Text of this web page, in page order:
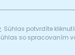
. Súhlas potvrdíte
so spracovaním